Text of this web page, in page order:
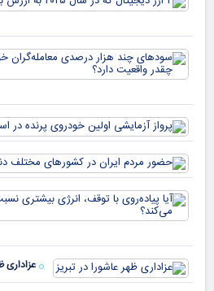
عزاداری